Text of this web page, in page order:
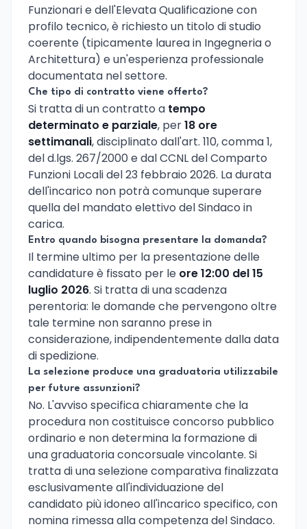
Funzionari e dell'Elevata Qualificazione con
profilo tecnico, è richiesto un titolo di studio
coerente (tipicamente laurea in Ingegneria o
Architettura) e un'esperienza professionale
documentata nel settore.
Che tipo di contratto viene offerto?
Si tratta di un contratto a tempo
determinato e parziale, per18 ore
settimanali, disciplinato dall'art. 110, comma 1,
del d.lgs. 267/2000 e dal CCNL del Comparto
Funzioni Locali del 23 febbraio 2026. La durata
dell'incarico non potrà comunque superare
quella del mandato elettivo del Sindaco in
carica.
Entro quando bisogna presentare la domanda?
Il termine ultimo per la presentazione delle
candidature è fissato per le ore 12:00 del 15
luglio 2026. Si tratta di una scadenza
perentoria: le domande che pervengono oltre
tale termine non saranno prese in
considerazione, indipendentemente dalla data
di spedizione.
La selezione produce una graduatoria utilizzabile
per future assunzioni?
No. L'avviso specifica chiaramente che la
procedura non costituisce concorso pubblico
ordinario e non determina la formazione di
una graduatoria concorsuale vincolante. Si
tratta di una selezione comparativa finalizzata
esclusivamente all'individuazione del
candidato più idoneo all'incarico specifico, con
nomina rimessa alla competenza del Sindaco.